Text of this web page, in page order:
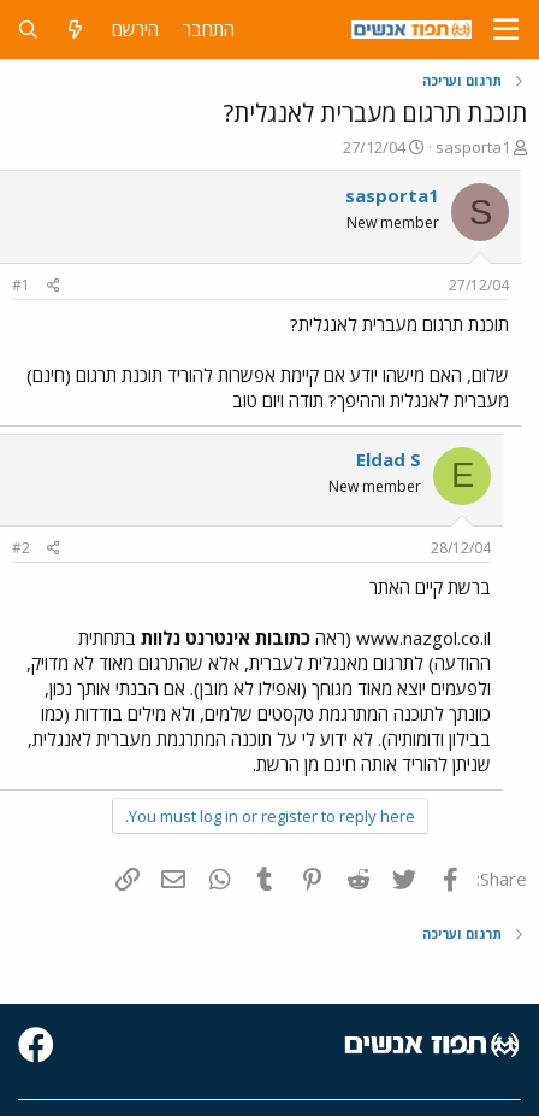
התחבר הירשם
תרגום ועריכה
תוכנת תרגום מעברית לאנגלית?
פ
ו
ת
ח
ה
ש
א
sasporta1
פ
ו
ר
ם
ר
27/12/04
S
sasporta1
New member
27/12/04
#1
תוכנת תרגום מעברית לאנגלית?
שלום, האם מישהו יודע אם קיימת אפשרות להוריד תוכנת תרגום (חינם)
מעברית לאנגלית וההיפך? תודה ויום טוב
E
Eldad S
New member
28/12/04
#2
ברשת קיים האתר
www.nazgol.co.il (ראה כתובות אינטרנט נלוות בתחתית
ההודעה) לתרגום מאנגלית לעברית, אלא שהתרגום מאוד לא מדויק,
ולפעמים יוצא מאוד מגוחך (ואפילו לא מובן). אם הבנתי אותך נכון,
כוונתך לתוכנה המתרגמת טקסטים שלמים, ולא מילים בודדות (כמו
בבילון ודומותיה). לא ידוע לי על תוכנה המתרגמת מעברית לאנגלית,
שניתן להוריד אותה חינם מן הרשת.
You must log in or register to reply here.
Share: פייסבוק Twitter
Reddit
Pinterest
Tumblr
WhatsAppדואר אלקטרוני
תרגום ועריכה